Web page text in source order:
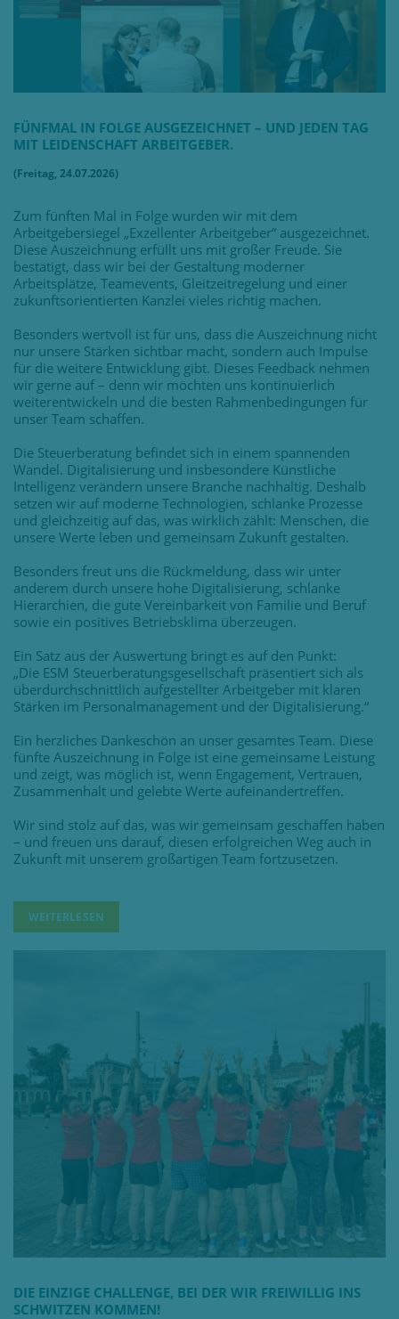
FÜNFMAL IN FOLGE AUSGEZEICHNET – UND JEDEN TAG
MIT LEIDENSCHAFT ARBEITGEBER.
(Freitag, 24.07.2026)
Zum fünften Mal in Folge wurden wir mit dem
Arbeitgebersiegel „Exzellenter Arbeitgeber“ ausgezeichnet.
Diese Auszeichnung erfüllt uns mit großer Freude. Sie
bestätigt, dass wir bei der Gestaltung moderner
Arbeitsplätze, Teamevents, Gleitzeitregelung und einer
zukunftsorientierten Kanzlei vieles richtig machen.
Besonders wertvoll ist für uns, dass die Auszeichnung nicht
nur unsere Stärken sichtbar macht, sondern auch Impulse
für die weitere Entwicklung gibt. Dieses Feedback nehmen
wir gerne auf – denn wir möchten uns kontinuierlich
weiterentwickeln und die besten Rahmenbedingungen für
unser Team schaffen.
Die Steuerberatung befindet sich in einem spannenden
Wandel. Digitalisierung und insbesondere Künstliche
Intelligenz verändern unsere Branche nachhaltig. Deshalb
setzen wir auf moderne Technologien, schlanke Prozesse
und gleichzeitig auf das, was wirklich zählt: Menschen, die
unsere Werte leben und gemeinsam Zukunft gestalten.
Besonders freut uns die Rückmeldung, dass wir unter
anderem durch unsere hohe Digitalisierung, schlanke
Hierarchien, die gute Vereinbarkeit von Familie und Beruf
sowie ein positives Betriebsklima überzeugen.
Ein Satz aus der Auswertung bringt es auf den Punkt:
„Die ESM Steuerberatungsgesellschaft präsentiert sich als
überdurchschnittlich aufgestellter Arbeitgeber mit klaren
Stärken im Personalmanagement und der Digitalisierung.“
Ein herzliches Dankeschön an unser gesamtes Team. Diese
fünfte Auszeichnung in Folge ist eine gemeinsame Leistung
und zeigt, was möglich ist, wenn Engagement, Vertrauen,
Zusammenhalt und gelebte Werte aufeinandertreffen.
Wir sind stolz auf das, was wir gemeinsam geschaffen haben
– und freuen uns darauf, diesen erfolgreichen Weg auch in
Zukunft mit unserem großartigen Team fortzusetzen.
WEITERLESEN
DIE EINZIGE CHALLENGE, BEI DER WIR FREIWILLIG INS
SCHWITZEN KOMMEN!